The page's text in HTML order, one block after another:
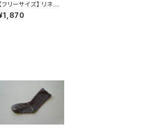
【フリーサイズ】 リネン
ブサンダルソックス /
KUTSU